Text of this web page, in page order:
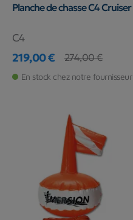
Planche de chasse C4 Cruiser
C4
Prix
219,00 €
Prix de base
274,00 €
En stock chez notre fournisseur